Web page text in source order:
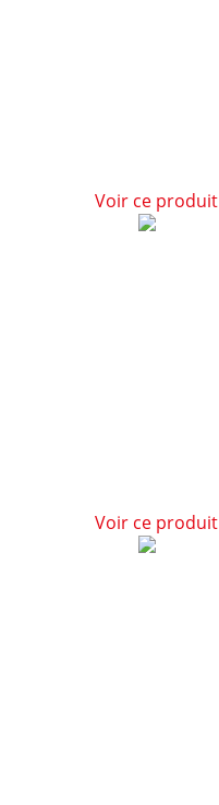
Voir ce produit
Voir ce produit